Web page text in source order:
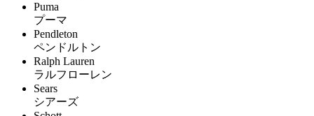
Puma
プーマ
Pendleton
ペンドルトン
Ralph Lauren
ラルフローレン
Sears
シアーズ